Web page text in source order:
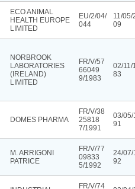
ECO ANIMAL
HEALTH EUROPE
LIMITED
EU/2/04/
044
11/05/
09
NORBROOK
LABORATORIES
(IRELAND)
LIMITED
FR/V/57
66049
9/1983
02/11/
83
DOMES PHARMA
FR/V/38
25818
7/1991
03/05/
91
M. ARRIGONI
PATRICE
FR/V/77
09833
5/1992
24/07/
92
FR/V/74